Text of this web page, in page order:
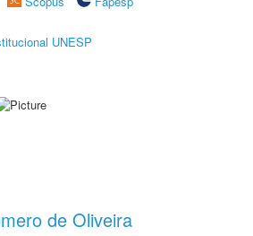
UNESP
de Oliveira